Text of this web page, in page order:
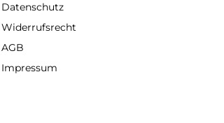
Datenschutz
Widerrufsrecht
AGB
Impressum